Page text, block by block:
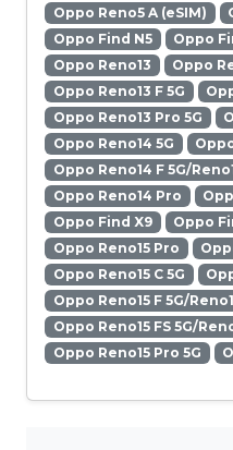
Oppo Reno5 A (eSIM)
Oppo Find N5
Oppo
Oppo Reno13
Oppo
Oppo Reno13 F 5G
Oppo Reno13 Pro 5G
Oppo Reno14 5G
Oppo Reno14 F 5G/
Oppo Reno14 Pro
Oppo Find X9
Oppo
Oppo Reno15 Pro
Oppo Reno15 C 5G
Oppo Reno15 F 5G/
Oppo Reno15 FS 5G/
Oppo Reno15 Pro 5G